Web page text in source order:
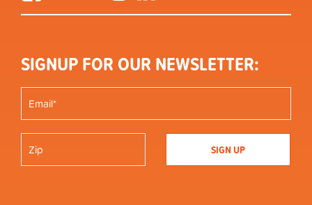
SIGNUP FOR OUR NEWSLETTER: